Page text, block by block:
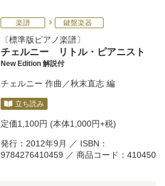
楽譜 鍵盤楽器
標準版ピアノ楽譜
チェルニー リトル・ピアニスト
New Edition 解説付
チェルニー 作曲／秋末直志 編
立ち読み
定価1,100円 (本体1,000円+税)
発行：2012年9月 ／ ISBN：
9784276410459 ／ 商品コード：410450